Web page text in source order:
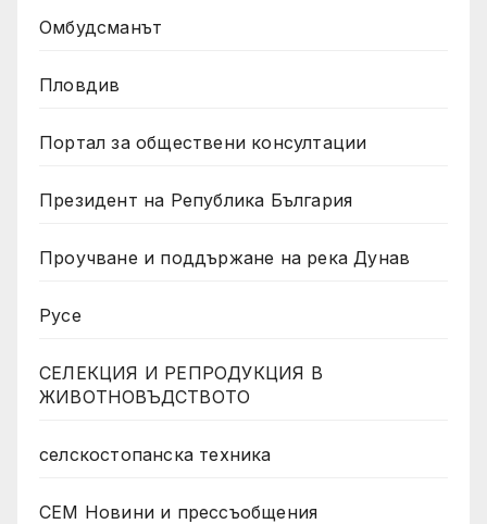
Омбудсманът
Пловдив
Портал за обществени консултации
Президент на Република България
Проучване и поддържане на река Дунав
Русе
СЕЛЕКЦИЯ И РЕПРОДУКЦИЯ В
ЖИВОТНОВЪДСТВОТО
селскостопанска техника
СЕМ Новини и прессъобщения